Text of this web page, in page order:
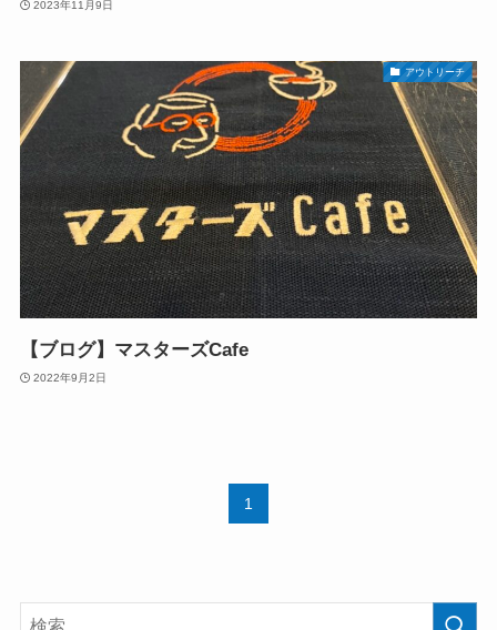
2023年11月9日
アウトリーチ
【ブログ】マスターズCafe
2022年9月2日
1